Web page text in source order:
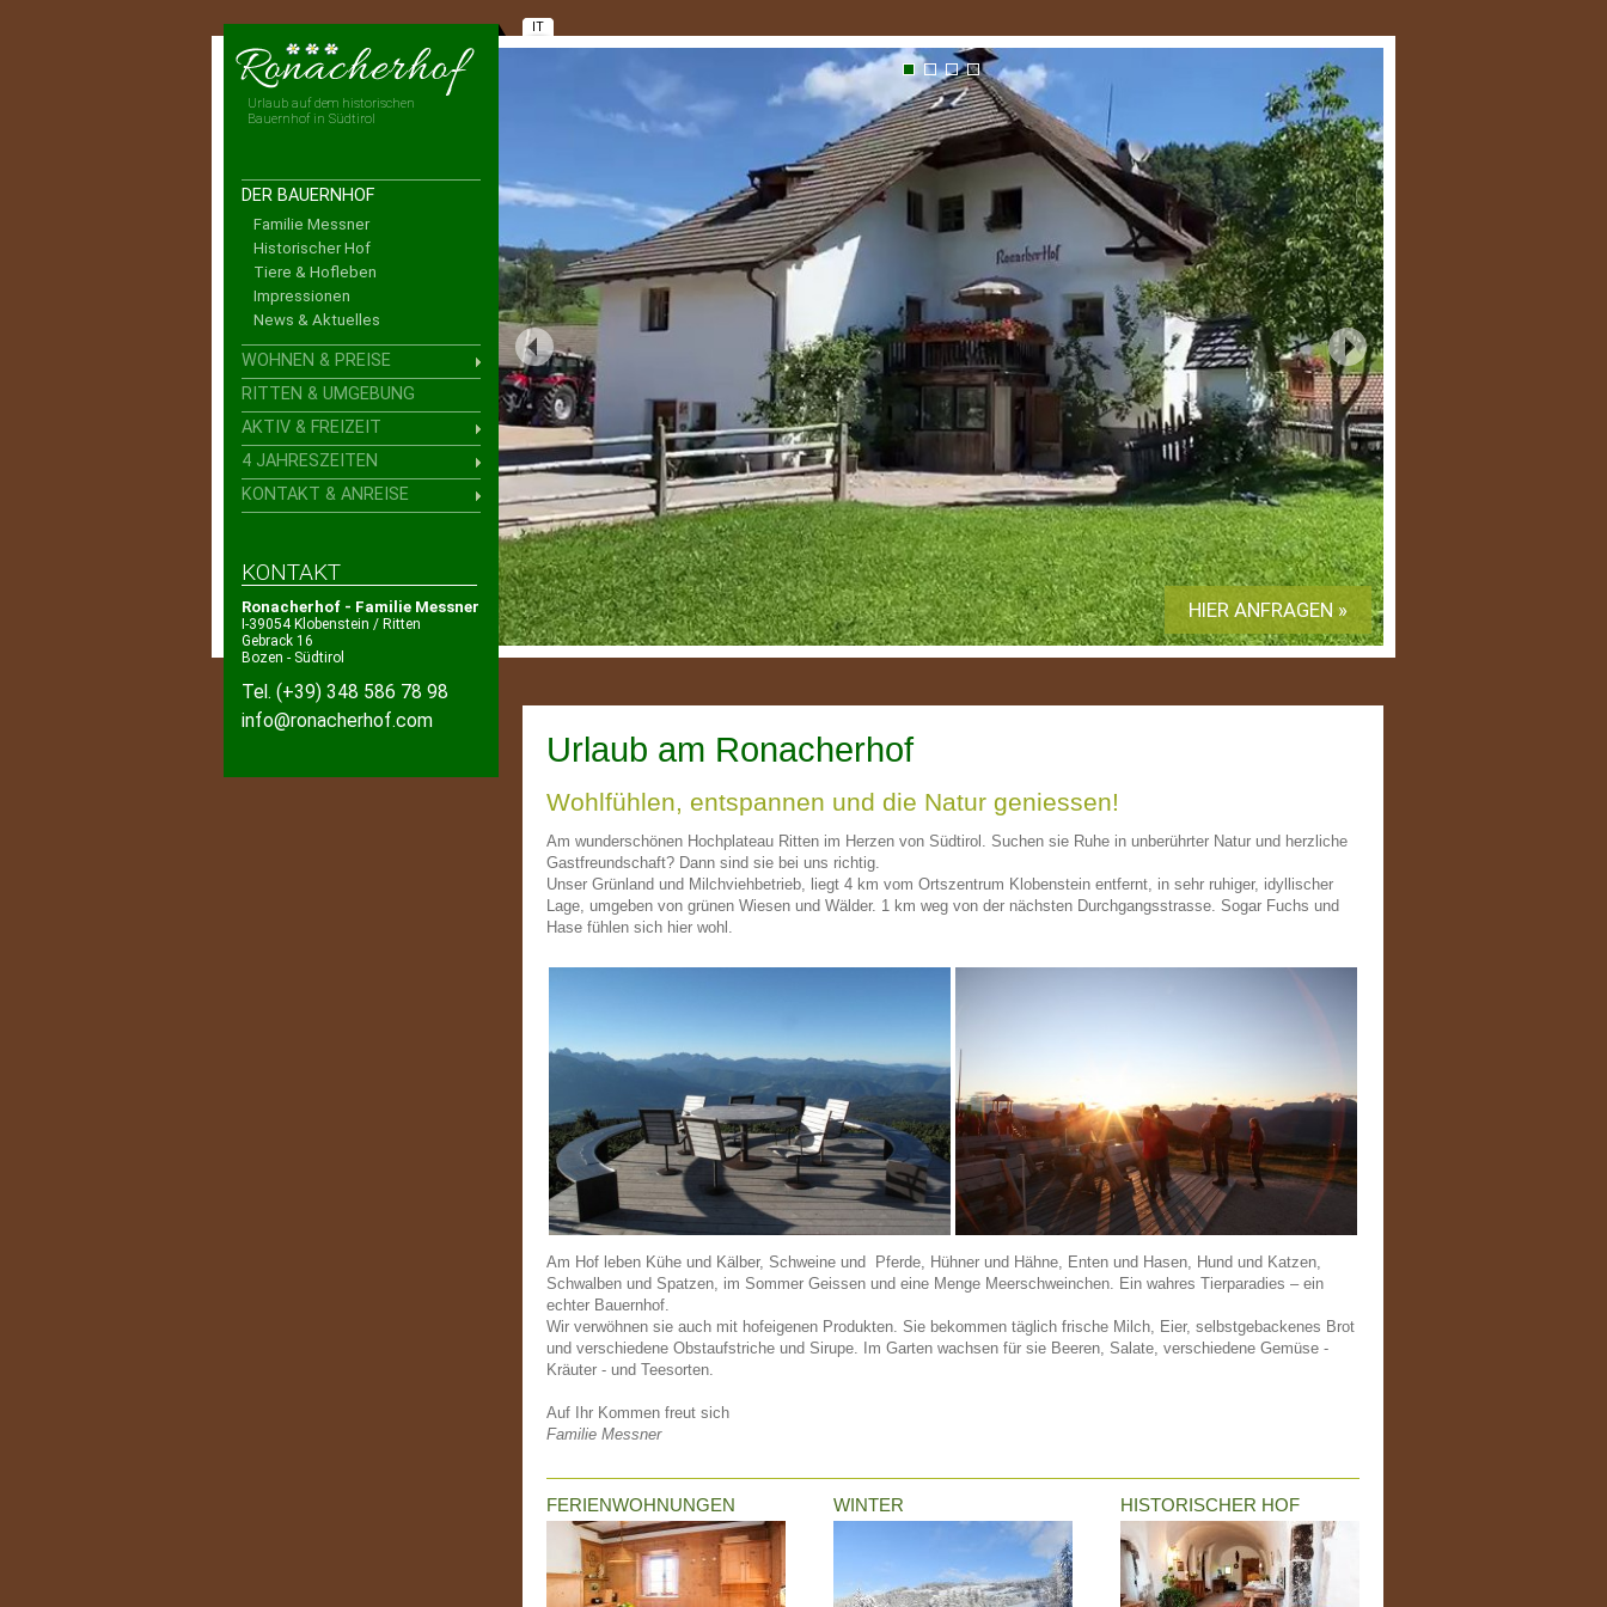
1 2 3 4
HIER ANFRAGEN »
Urlaub am Ronacherhof
Wohlfühlen, entspannen und die Natur geniessen!
Am wunderschönen Hochplateau Ritten im Herzen von Südtirol. Suchen sie Ruhe in unberührter Natur und herzliche
Gastfreundschaft? Dann sind sie bei uns richtig.
Unser Grünland und Milchviehbetrieb, liegt 4 km vom Ortszentrum Klobenstein entfernt, in sehr ruhiger, idyllischer
Lage, umgeben von grünen Wiesen und Wälder. 1 km weg von der nächsten Durchgangsstrasse. Sogar Fuchs und
Hase fühlen sich hier wohl.
Am Hof leben Kühe und Kälber, Schweine und Pferde, Hühner und Hähne, Enten und Hasen, Hund und Katzen,
Schwalben und Spatzen, im Sommer Geissen und eine Menge Meerschweinchen. Ein wahres Tierparadies – ein
echter Bauernhof.
Wir verwöhnen sie auch mit hofeigenen Produkten. Sie bekommen täglich frische Milch, Eier, selbstgebackenes Brot
und verschiedene Obstaufstriche und Sirupe. Im Garten wachsen für sie Beeren, Salate, verschiedene Gemüse -
Kräuter - und Teesorten.
Auf Ihr Kommen freut sich
Familie Messner
FERIENWOHNUNGEN WINTER HISTORISCHER HOF
Urlaub auf dem historischen
Bauernhof in Südtirol
IT
DER BAUERNHOF
Familie Messner
Historischer Hof
Tiere & Hofleben
Impressionen
News & Aktuelles
WOHNEN & PREISE
RITTEN & UMGEBUNG
AKTIV & FREIZEIT
4 JAHRESZEITEN
KONTAKT & ANREISE
KONTAKT
Ronacherhof - Familie Messner
I-39054 Klobenstein / Ritten
Gebrack 16
Bozen - Südtirol
Tel. (+39) 348 586 78 98
info@ronacherhof.com